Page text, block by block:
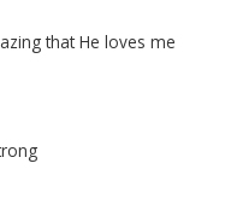
that He loves me